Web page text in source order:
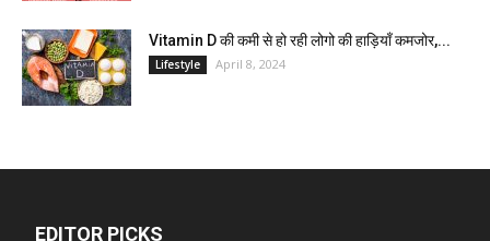
Vitamin D की कमी से हो रही लोगो की हाड़ियाँ कमजोर,...
Lifestyle April 8, 2024
EDITOR PICKS